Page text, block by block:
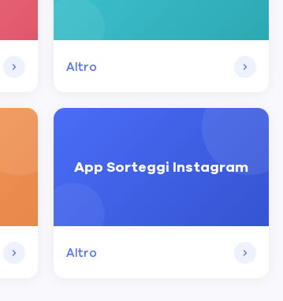
Altro
App Sorteggi Instagram
Altro